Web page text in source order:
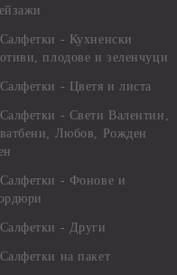
Салфетки - Кухненски
плодове и зеленчуци
Салфетки - Цветя и листа
Салфетки - Свети Валентин,
Любов, Рожден
Салфетки - Фонове и
Салфетки - Други
Салфетки на пакет